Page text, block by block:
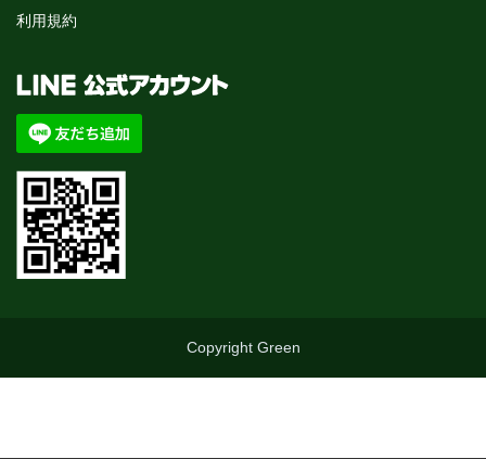
利用規約
Copyright Green